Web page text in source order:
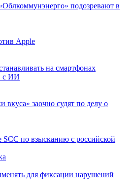
подозревают в
Apple
на смартфонах
с ИИ
вкуса» заочно судят по делу о
по взысканию с российской
для фиксации нарушений